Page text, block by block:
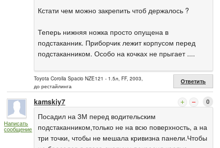
Кстати чем можно закрепить чтоб держалось ?
Теперь нижняя ножка просто опущена в
подстаканник. Приборчик лежит корпусом перед
подстаканником. Особо на кочках не прыгает ....
Toyota Corolla Spacio NZE121 - 1.5л, FF, 2003,
до рестайлинга
Ответить
Написать
сообщение
kamskiy7 0
Посадил на 3М перед водительским
подстаканником,только не на всю поверхность, а на
три точки, чтобы не мешала кривизна панели.Чтобы